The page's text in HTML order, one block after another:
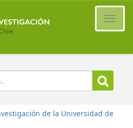
de la Universidad de